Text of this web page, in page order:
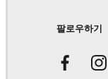
팔로우하기